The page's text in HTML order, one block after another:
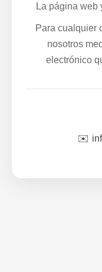
La página web
Para cualquier
nosotros
electrónico
✉️